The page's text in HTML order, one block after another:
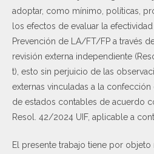
adoptar, como mínimo, políticas,
los efectos de evaluar la
Prevención de LA/FT/FP a través
revisión externa independiente
t), esto sin perjuicio de las
externas vinculadas a la
de estados contables de acuerdo
Resol. 42/2024 UIF, aplicable a
El presente trabajo tiene por